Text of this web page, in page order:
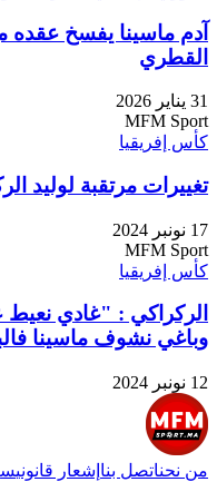
آدم ماسينا يفسخ عقده
القطري
31 يناير 2026
MFM Sport
كأس إفريقيا
تغييرات مرتقبة لوليد
17 نونبر 2024
MFM Sport
كأس إفريقيا
الركراكي : "غادي
وباغي نشوف ماسينا
12 نونبر 2024
من نحناتصل بنا إشعار قانوني